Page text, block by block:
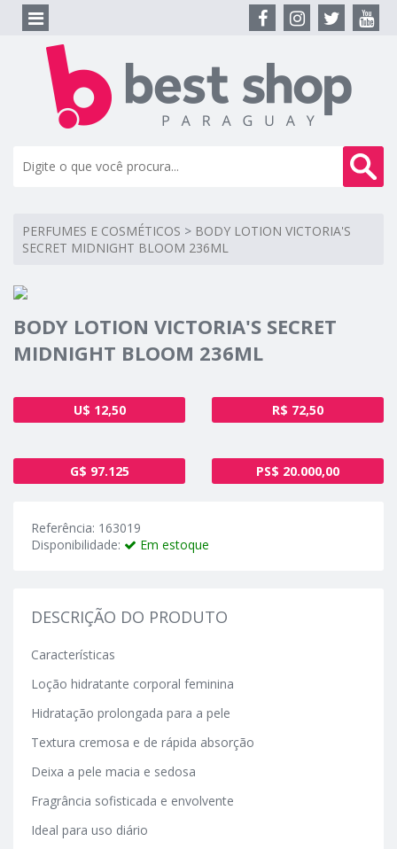
PERFUMES E COSMÉTICOS > BODY LOTION VICTORIA'S
SECRET MIDNIGHT BLOOM 236ML
BODY LOTION VICTORIA'S SECRET
MIDNIGHT BLOOM 236ML
U$ 12,50 R$ 72,50
G$ 97.125 PS$ 20.000,00
Referência: 163019
Disponibilidade:
Em estoque
DESCRIÇÃO DO PRODUTO
Características
Loção hidratante corporal feminina
Hidratação prolongada para a pele
Textura cremosa e de rápida absorção
Deixa a pele macia e sedosa
Fragrância sofisticada e envolvente
Ideal para uso diário